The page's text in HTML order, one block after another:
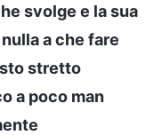
svolge e la sua
a che fare
stretto
a poco man